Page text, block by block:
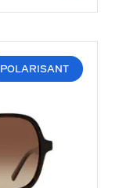
POLARISANT